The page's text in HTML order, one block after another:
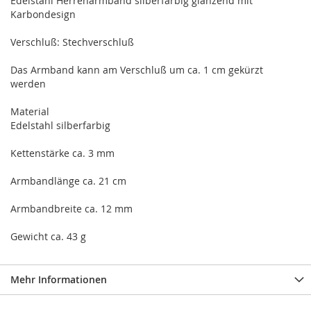
Karbondesign
Verschluß: Stechverschluß
Das Armband kann am Verschluß um ca. 1 cm gekürzt
werden
Material
Edelstahl silberfarbig
Kettenstärke ca. 3 mm
Armbandlänge ca. 21 cm
Armbandbreite ca. 12 mm
Gewicht ca. 43 g
Mehr Informationen